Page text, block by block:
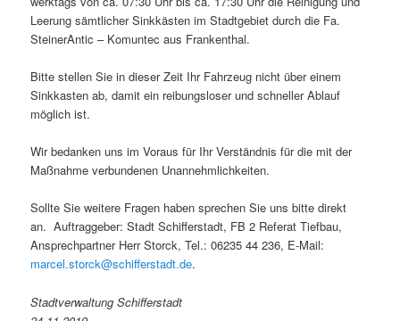
Leerung sämtlicher Sinkkästen im Stadtgebiet durch die Fa.
SteinerAntic – Komuntec aus Frankenthal.
Bitte stellen Sie in dieser Zeit Ihr Fahrzeug nicht über einem
Sinkkasten ab, damit ein reibungsloser und schneller Ablauf
möglich ist.
Wir bedanken uns im Voraus für Ihr Verständnis für die mit der
Maßnahme verbundenen Unannehmlichkeiten.
Sollte Sie weitere Fragen haben sprechen Sie uns bitte direkt
an. Auftraggeber: Stadt Schifferstadt, FB 2 Referat Tiefbau,
Ansprechpartner Herr Storck, Tel.: 06235 44 236, E-Mail:
marcel.storck@schifferstadt.de.
Stadtverwaltung Schifferstadt